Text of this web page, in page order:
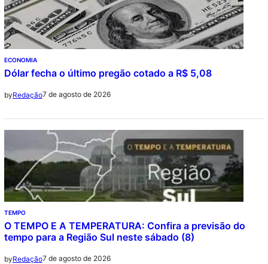
ECONOMIA
Dólar fecha o último pregão cotado a R$ 5,08
byRedação7 de agosto de 2026
TEMPO
O TEMPO E A TEMPERATURA: Confira a previsão do
tempo para a Região Sul neste sábado (8)
byRedação7 de agosto de 2026